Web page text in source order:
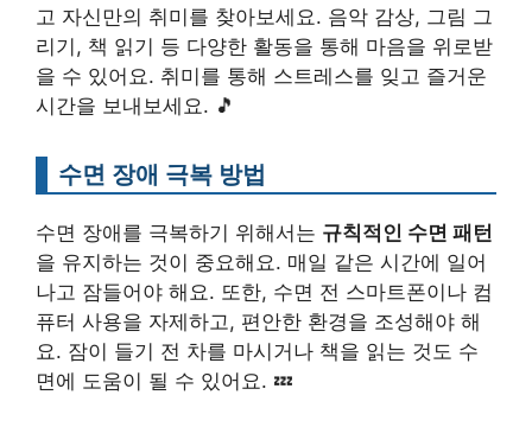
고 자신만의 취미를 찾아보세요. 음악 감상, 그림 그
리기, 책 읽기 등 다양한 활동을 통해 마음을 위로받
을 수 있어요. 취미를 통해 스트레스를 잊고 즐거운
시간을 보내보세요. 🎵
수면 장애 극복 방법
수면 장애를 극복하기 위해서는 규칙적인 수면 패턴
을 유지하는 것이 중요해요. 매일 같은 시간에 일어
나고 잠들어야 해요. 또한, 수면 전 스마트폰이나 컴
퓨터 사용을 자제하고, 편안한 환경을 조성해야 해
요. 잠이 들기 전 차를 마시거나 책을 읽는 것도 수
면에 도움이 될 수 있어요. 💤